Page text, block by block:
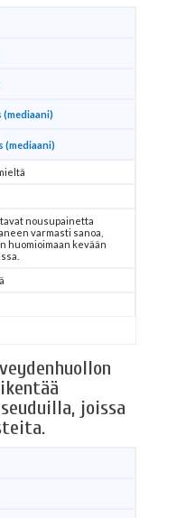
(mediaani)
(mediaani)
nousupainetta
varmasti sanoa,
huomioimaan kevään
joissa